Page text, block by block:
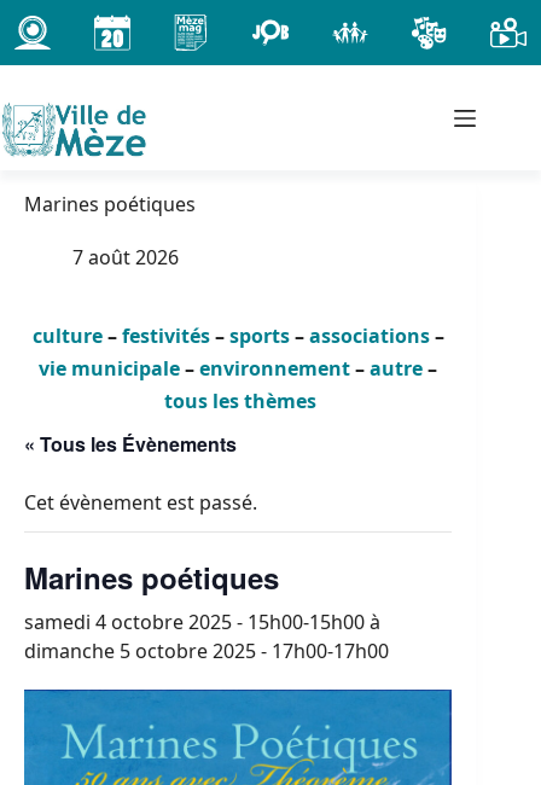
Passer
au
contenu
Marines poétiques
7 août 2026
culture–festivités–sports–associations–
vie municipale–environnement–autre–
tous les thèmes
« Tous les Évènements
Cet évènement est passé.
Marines poétiques
samedi 4 octobre 2025 - 15h00-15h00à
dimanche 5 octobre 2025 - 17h00-17h00